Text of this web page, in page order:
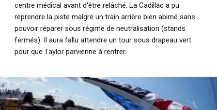
centre médical avant d'être relâché. La Cadillac a pu
reprendre la piste malgré un train arrière bien abimé sans
pouvoir réparer sous régime de neutralisation (stands
fermés). Il aura fallu attendre un tour sous drapeau vert
pour que Taylor parvienne à rentrer.